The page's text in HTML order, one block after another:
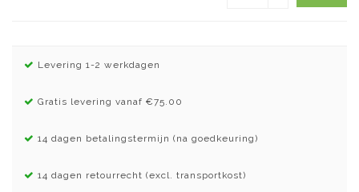
Levering 1-2 werkdagen
Gratis levering vanaf €75.00
14 dagen betalingstermijn (na goedkeuring)
14 dagen retourrecht (excl. transportkost)